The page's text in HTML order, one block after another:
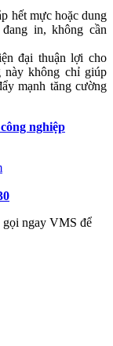
hết mực hoặc dung
in, không cần
đại thuận lợi cho
này không chỉ giúp
mạnh tăng cường
nghiệp
gọi ngay VMS để